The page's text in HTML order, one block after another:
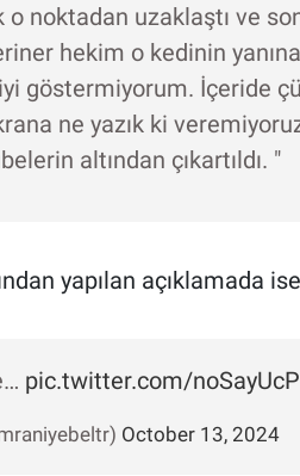
o noktadan uzaklaştı ve
hekim o kedinin
göstermiyorum. İçeride
ne yazık ki
altından çıkartıldı. "
yapılan açıklamada
pic.twitter.com/
October 13, 2024